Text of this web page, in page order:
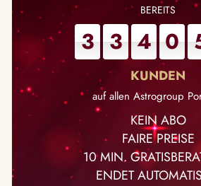
3 3 4 0
auf allen Astrogroup
KEIN ABO
FAIRE PREISE
10 MIN.
ENDET